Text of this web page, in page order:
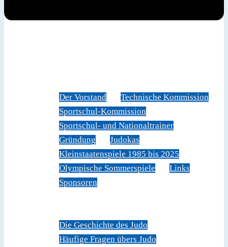
Der Vorstand
Technische Kommission
Sportschul-Kommission
Sportschul- und Nationaltrainer
Gründung
Judokas
Kleinstaatenspiele 1985 bis 2025
Olympische Sommerspiele
Links
Sponsoren
Die Geschichte des Judo
Häufige Fragen übers Judo